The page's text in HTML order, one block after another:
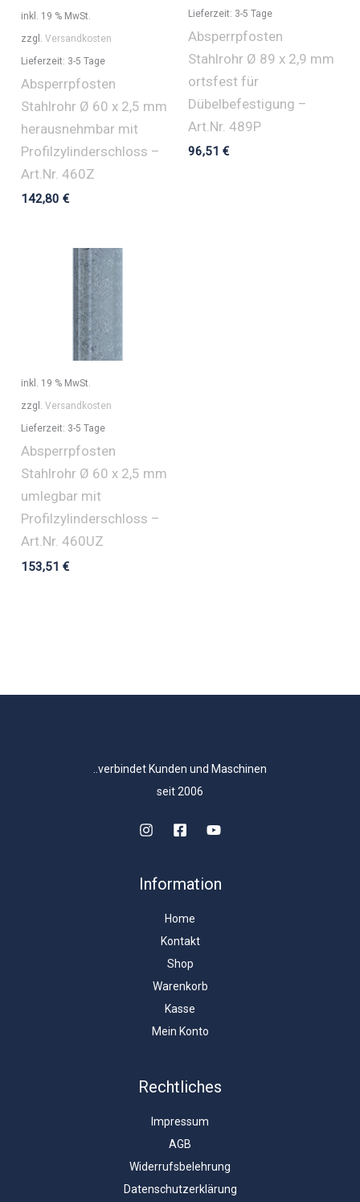
inkl. 19 % MwSt.
zzgl.Versandkosten
Lieferzeit: 3-5 Tage
Absperrpfosten
Stahlrohr Ø 60 x 2,5 mm
herausnehmbar mit
Profilzylinderschloss –
Art.Nr. 460Z
142,80€
Lieferzeit: 3-5 Tage
Absperrpfosten
Stahlrohr Ø 89 x 2,9 mm
ortsfest für
Dübelbefestigung –
Art.Nr. 489P
96,51 €
inkl. 19 % MwSt.
zzgl.Versandkosten
Lieferzeit: 3-5 Tage
Absperrpfosten
Stahlrohr Ø 60 x 2,5 mm
umlegbar mit
Profilzylinderschloss –
Art.Nr. 460UZ
153,51€
..verbindet Kunden und Maschinen
seit 2006
Information
Home
Kontakt
Shop
Warenkorb
Kasse
Mein Konto
Rechtliches
Impressum
AGB
Widerrufsbelehrung
Datenschutzerklärung